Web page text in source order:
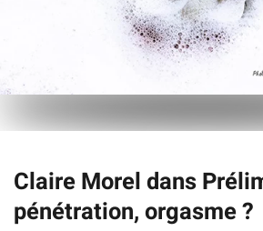
Claire Morel dans
pénétration, orgasme ?